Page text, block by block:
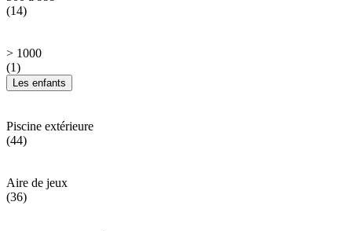
(14)
> 1000
(1)
Les enfants
Piscine extérieure
(44)
Aire de jeux
(36)